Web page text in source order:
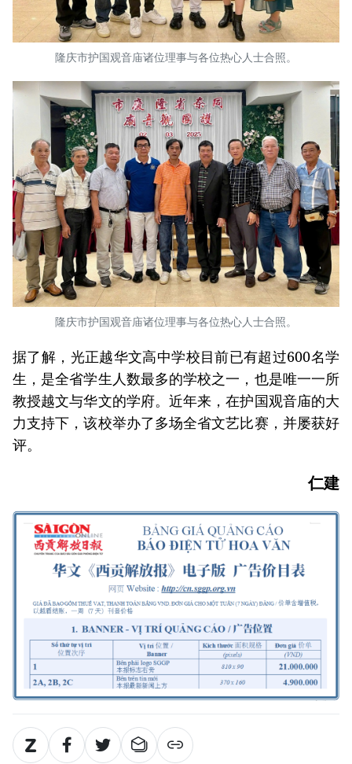
隆庆市护国观音庙诸位理事与各位热心人士合照。
隆庆市护国观音庙诸位理事与各位热心人士合照。
据了解，光正越华文高中学校目前已有超过600名学
生，是全省学生人数最多的学校之一，也是唯一一所
教授越文与华文的学府。近年来，在护国观音庙的大
力支持下，该校举办了多场全省文艺比赛，并屡获好
评。
仁建